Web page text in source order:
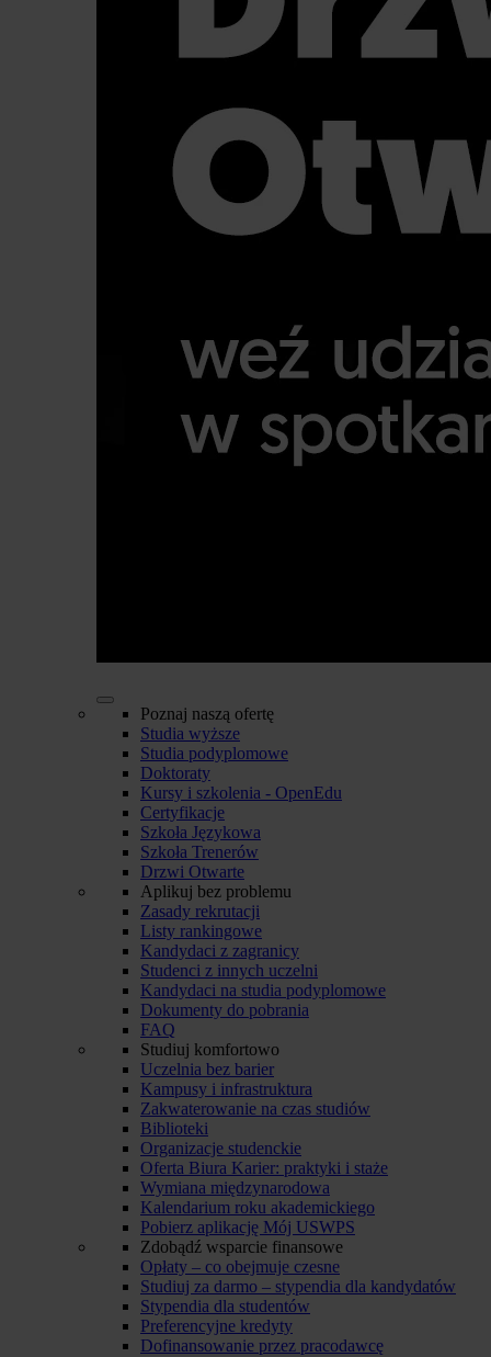
Poznaj naszą ofertę
Studia wyższe
Studia podyplomowe
Doktoraty
Kursy i szkolenia - OpenEdu
Certyfikacje
Szkoła Językowa
Szkoła Trenerów
Drzwi Otwarte
Aplikuj bez problemu
Zasady rekrutacji
Listy rankingowe
Kandydaci z zagranicy
Studenci z innych uczelni
Kandydaci na studia podyplomowe
Dokumenty do pobrania
FAQ
Studiuj komfortowo
Uczelnia bez barier
Kampusy i infrastruktura
Zakwaterowanie na czas studiów
Biblioteki
Organizacje studenckie
Oferta Biura Karier: praktyki i staże
Wymiana międzynarodowa
Kalendarium roku akademickiego
Pobierz aplikację Mój USWPS
Zdobądź wsparcie finansowe
Opłaty – co obejmuje czesne
Studiuj za darmo – stypendia dla kandydatów
Stypendia dla studentów
Preferencyjne kredyty
Dofinansowanie przez pracodawcę